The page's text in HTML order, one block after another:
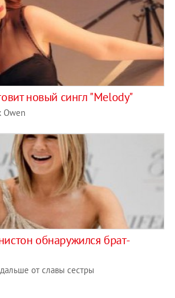
новый сингл "Melody"
Owen
обнаружился брат-
от славы сестры